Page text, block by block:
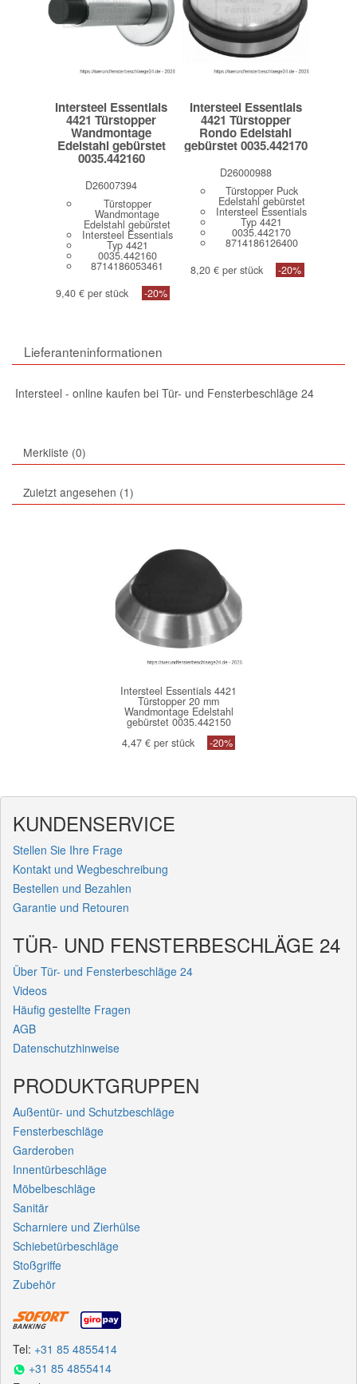
Intersteel Essentials
4421 Türstopper
Wandmontage
Edelstahl gebürstet
0035.442160
D26007394
Türstopper
Wandmontage
Edelstahl gebürstet
Intersteel Essentials
Typ 4421
0035.442160
8714186053461
9,40 € per stück
-20%
Intersteel Essentials
4421 Türstopper
Rondo Edelstahl
gebürstet 0035.442170
D26000988
Türstopper Puck
Edelstahl gebürstet
Intersteel Essentials
Typ 4421
0035.442170
8714186126400
8,20 € per stück
-20%
Lieferanteninformationen
Intersteel - online kaufen bei Tür- und Fensterbeschläge 24
Merkliste 0
Zuletzt angesehen 1
Intersteel Essentials 4421
Türstopper 20 mm
Wandmontage Edelstahl
gebürstet 0035.442150
4,47 € per stück
-20%
KUNDENSERVICE
Stellen Sie Ihre Frage
Kontakt und Wegbeschreibung
Bestellen und Bezahlen
Garantie und Retouren
TÜR- UND FENSTERBESCHLÄGE 24
Über Tür- und Fensterbeschläge 24
Videos
Häufig gestellte Fragen
AGB
Datenschutzhinweise
PRODUKTGRUPPEN
Außentür- und Schutzbeschläge
Fensterbeschläge
Garderoben
Innentürbeschläge
Möbelbeschläge
Sanitär
Scharniere und Zierhülse
Schiebetürbeschläge
Stoßgriffe
Zubehör
Tel: +31 85 4855414
+31 85 4855414